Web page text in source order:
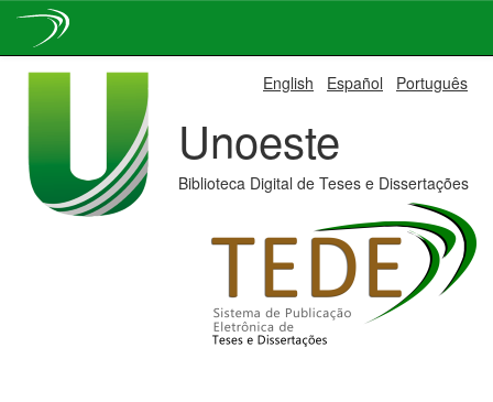
English Español Português
Unoeste
Biblioteca Digital de Teses e Dissertações